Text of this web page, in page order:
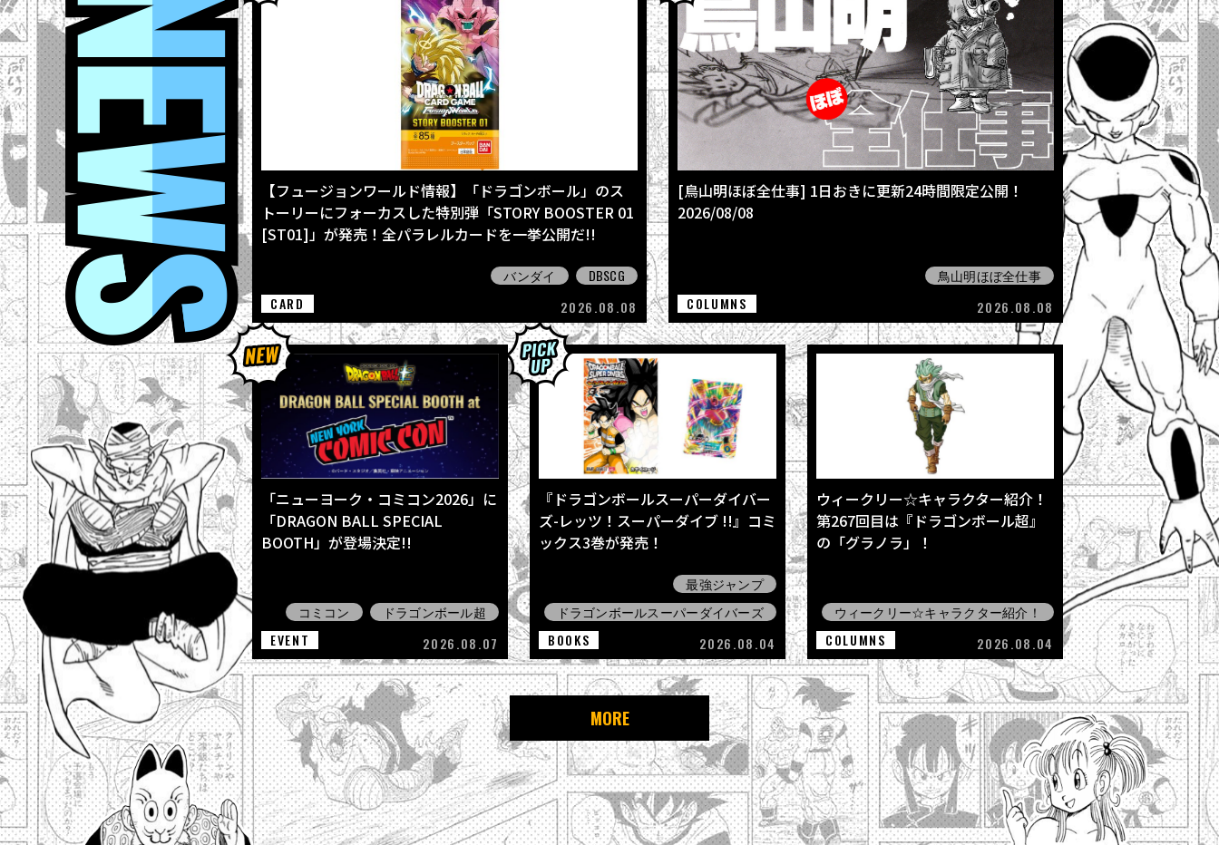
【フュージョンワールド情報】「ドラゴンボール」のス
トーリーにフォーカスした特別弾「STORY BOOSTER 01
[ST01]」が発売！全パラレルカードを一挙公開だ!!
バンダイ
DBSCG
CARD
2026.08.08
[鳥山明ほぼ全仕事] 1日おきに更新24時間限定公開！
2026/08/08
鳥山明ほぼ全仕事
COLUMNS
2026.08.08
「ニューヨーク・コミコン2026」に
「DRAGON BALL SPECIAL
BOOTH」が登場決定!!
コミコン
ドラゴンボール超
EVENT
2026.08.07
『ドラゴンボールスーパーダイバー
ズ-レッツ！スーパーダイブ !!』コミ
ックス3巻が発売！
最強ジャンプ
ドラゴンボールスーパーダイバーズ
BOOKS
2026.08.04
ウィークリー☆キャラクター紹介！
第267回目は『ドラゴンボール超』
の「グラノラ」！
ウィークリー☆キャラクター紹介！
COLUMNS
2026.08.04
MORE